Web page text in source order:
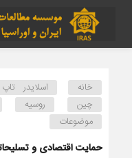
خانه اسلایدر تاپ
چین
روسیه
موضوعات
حمایت اقتصادی و